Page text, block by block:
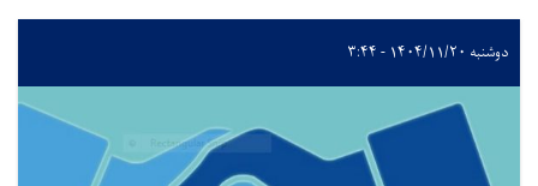
دوشنبه ۱۴۰۴/۱۱/۲۰ - ۳:۴۴